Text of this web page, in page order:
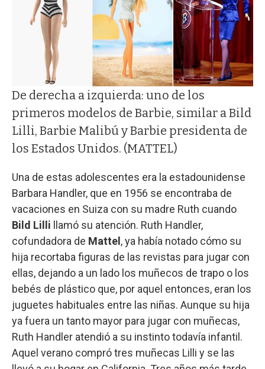
De derecha a izquierda: uno de los
primeros modelos de Barbie, similar a Bild
Lilli, Barbie Malibú y Barbie presidenta de
los Estados Unidos. (MATTEL)
Una de estas adolescentes era la estadounidense
Barbara Handler, que en 1956 se encontraba de
vacaciones en Suiza con su madre Ruth cuando
Bild Lilli llamó su atención. Ruth Handler,
cofundadora de Mattel , ya había notado cómo su
hija recortaba figuras de las revistas para jugar con
ellas, dejando a un lado los muñecos de trapo o los
bebés de plástico que, por aquel entonces, eran los
juguetes habituales entre las niñas. Aunque su hija
ya fuera un tanto mayor para jugar con muñecas,
Ruth Handler atendió a su instinto todavía infantil.
Aquel verano compró tres muñecas Lilli y se las